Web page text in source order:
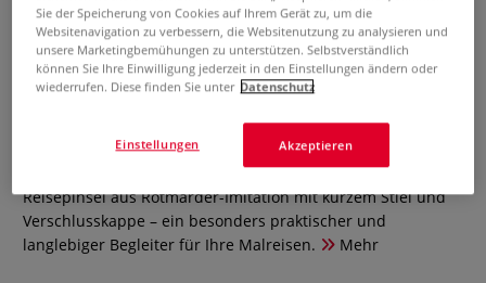
Léonard Taschenpinsel Serie
0 Bewertungen
Reisepinsel aus Rotmarder-Imitation mit kurzem Stiel und
Verschlusskappe – ein besonders praktischer und
langlebiger Begleiter für Ihre Malreisen.
Mehr
Sie der Speicherung von Cookies auf Ihrem Gerät zu, um die
Websitenavigation zu verbessern, die Websitenutzung zu analysieren und
unsere Marketingbemühungen zu unterstützen. Selbstverständlich
können Sie Ihre Einwilligung jederzeit in den Einstellungen ändern oder
wiederrufen. Diese finden Sie unter Datenschutz
Akzeptieren
Einstellungen